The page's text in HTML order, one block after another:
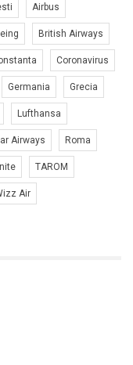
Airbus
British Airways
Coronavirus
Germania Grecia
Lufthansa
Airways Roma
TAROM
Air